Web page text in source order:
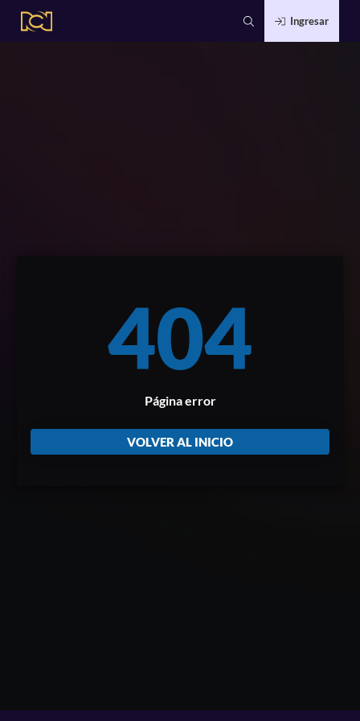
Ingresar
404
Página error
VOLVER AL INICIO